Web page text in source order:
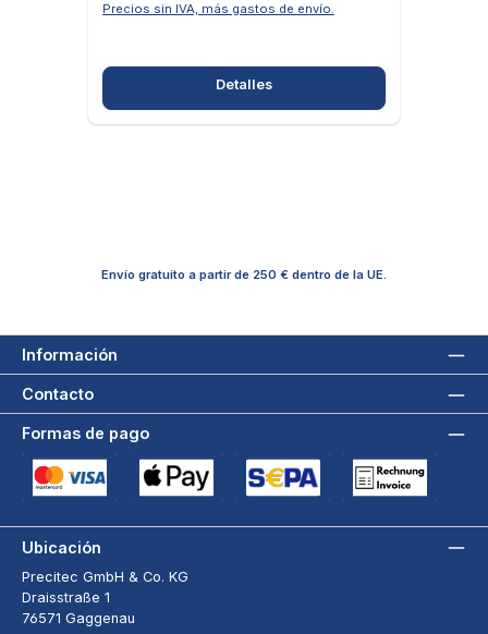
Precios sin IVA, más gastos de envío.
Detalles
Envío gratuito a partir de 250 € dentro de la UE.
Información
Contacto
Formas de pago
Ubicación
Precitec GmbH & Co. KG
Draisstraße 1
76571 Gaggenau